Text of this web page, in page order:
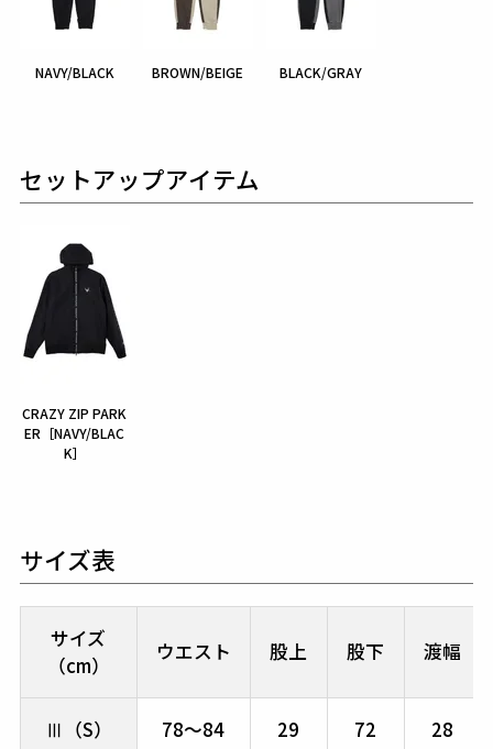
NAVY/BLACK BROWN/BEIGE BLACK/GRAY
セットアップアイテム
CRAZY ZIP PARK
ER［NAVY/BLAC
K］
サイズ表
サイズ
（cm）
ウエスト 股上 股下 渡幅
Ⅲ（S） 78～84 29 72 28